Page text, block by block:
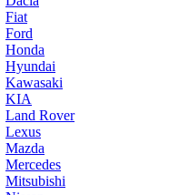
Fiat
Ford
Honda
Hyundai
Kawasaki
KIA
Land Rover
Lexus
Mazda
Mercedes
Mitsubishi